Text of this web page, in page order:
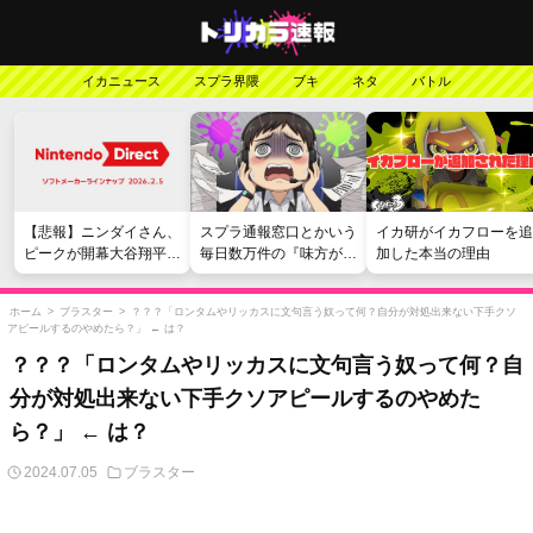
イカニュース スプラ界隈 ブキ ネタ バトル
【悲報】ニンダイさん、
ピークが開幕大谷翔平の
がっかりダイレクトだっ
たと言われてしまう
スプラ通報窓口とかいう
毎日数万件の『味方が弱
い』愚痴を読まされる苦
行
イカ研がイカフローを追
加した本当の理由
ホーム > ブラスター >
？？？「ロンタムやリッカスに文句言う奴って何？自分が対処出来ない下手クソ
アピールするのやめたら？」 ← は？
？？？「ロンタムやリッカスに文句言う奴って何？自
分が対処出来ない下手クソアピールするのやめた
ら？」 ← は？
2024.07.05 ブラスター